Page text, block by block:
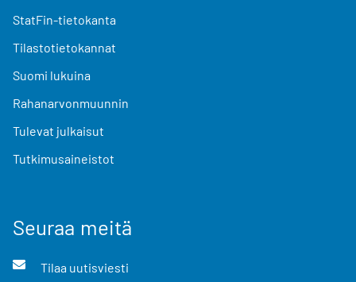
StatFin-tietokanta
Tilastotietokannat
Suomi lukuina
Rahanarvonmuunnin
Tulevat julkaisut
Tutkimusaineistot
Seuraa meitä
Tilaa uutisviesti